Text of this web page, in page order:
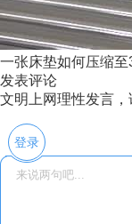
一张床垫如何压缩至
发表评论
文明上网理性发言
登录